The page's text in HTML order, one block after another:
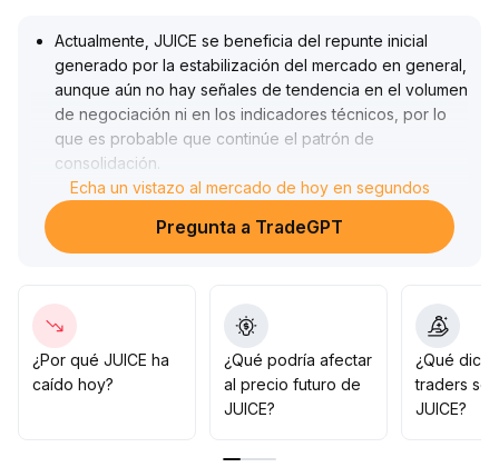
Actualmente, JUICE se beneficia del repunte inicial
generado por la estabilización del mercado en general,
aunque aún no hay señales de tendencia en el volumen
de negociación ni en los indicadores técnicos, por lo
que es probable que continúe el patrón de
consolidación
A corto plazo, se recomienda mantener una actitud de
observación, prestando especial atención al
rompimiento de la resistencia o soporte en el rango de
dirección de la tendencia
La dirección de mediano y largo plazo aún requiere
validación de datos sobre la actividad en cadena y
avances sustanciales en el ecosistema, por lo que se
desaconseja seguir la tendencia alcista ciegamente.
ajustar dinámicamente la posición para manejar el
Echa un vistazo al mercado de hoy en segundos
Pregunta a TradeGPT
¿Por qué JUICE ha
caído hoy?
¿Qué podría afectar
al precio futuro de
JUICE?
¿Qué
traders
JUICE?